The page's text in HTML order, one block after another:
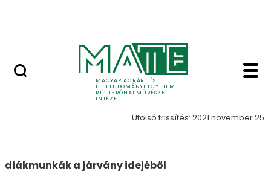
MAGYAR AGRÁR- ÉS
ÉLETTUDOMÁNYI EGYETEM
RIPPL-RÓNAI MŰVÉSZETI
INTÉZET
Karantén galéria -
Karantén
Utolsó frissítés: 2021 november 25.
diákmunkák a járvány idejéből